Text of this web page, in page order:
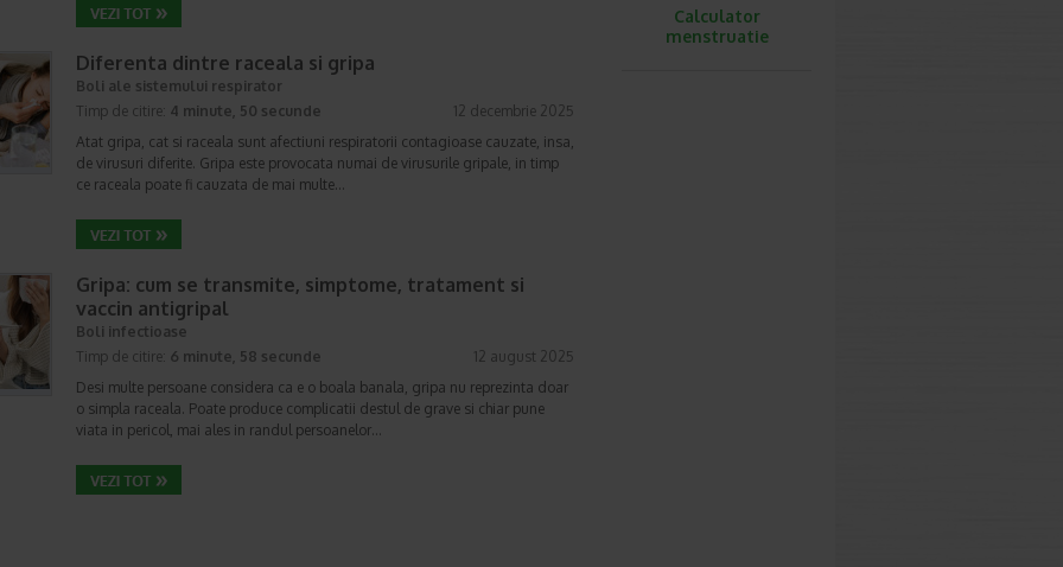
Diferenta dintre raceala si gripa
Boli ale sistemului respirator
Timp de citire: 4 minute, 50 secunde
12 decembrie 2025
Atat gripa, cat si raceala sunt afectiuni respiratorii contagioase cauzate, insa,
de virusuri diferite. Gripa este provocata numai de virusurile gripale, in timp
ce raceala poate fi cauzata de mai multe…
Gripa: cum se transmite, simptome, tratament si
vaccin antigripal
Boli infectioase
Timp de citire: 6 minute, 58 secunde
12 august 2025
Desi multe persoane considera ca e o boala banala, gripa nu reprezinta doar
o simpla raceala. Poate produce complicatii destul de grave si chiar pune
viata in pericol, mai ales in randul persoanelor…
Calculator
menstruatie